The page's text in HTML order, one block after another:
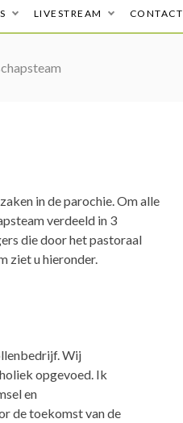
LIVESTREAM CONTACT
in de parochie. Om alle
verdeeld in 3
die door het pastoraal
ziet u hieronder.
Wij
opgevoed. Ik
en
de toekomst van de